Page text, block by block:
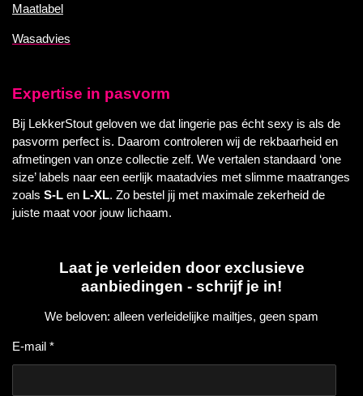
Maatlabel
Wasadvies
Expertise in pasvorm
Bij LekkerStout geloven we dat lingerie pas écht sexy is als de
pasvorm perfect is. Daarom controleren wij de rekbaarheid en
afmetingen van onze collectie zelf. We vertalen standaard ‘one
size’ labels naar een eerlijk maatadvies met slimme maatranges
zoals S-L en L-XL. Zo bestel jij met maximale zekerheid de
juiste maat voor jouw lichaam.
Laat je verleiden door exclusieve
aanbiedingen - schrijf je in!
We beloven: alleen verleidelijke mailtjes, geen spam
E-mail *